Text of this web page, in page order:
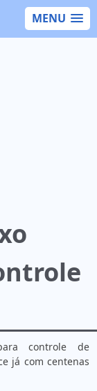
MENU
controle de
já com centenas